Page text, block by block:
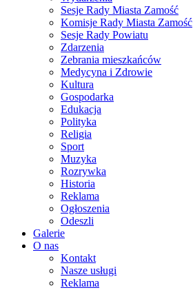
Sesje Rady Miasta Zamość
Komisje Rady Miasta Zamość
Sesje Rady Powiatu
Zdarzenia
Zebrania mieszkańców
Medycyna i Zdrowie
Kultura
Gospodarka
Edukacja
Polityka
Religia
Sport
Muzyka
Rozrywka
Historia
Reklama
Ogłoszenia
Odeszli
Galerie
O nas
Kontakt
Nasze usługi
Reklama